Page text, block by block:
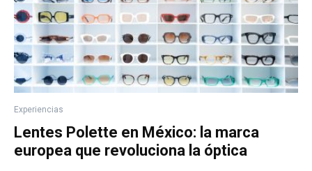
Experiencias
Lentes Polette en México: la marca
europea que revoluciona la óptica